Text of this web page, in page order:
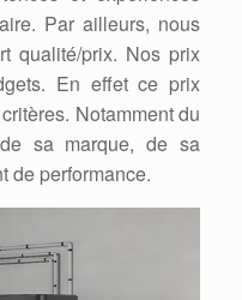
Par ailleurs, nous
qualité/prix. Nos prix
En effet ce prix
Notamment du
sa marque, de sa
de performance.